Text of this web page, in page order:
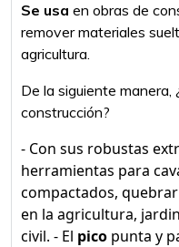
Se usa en obras de
remover materiales
agricultura.
De la siguiente manera,
construcción?
- Con sus robustas
herramientas para
compactados,
en la agricultura,
civil. - El pico punta y